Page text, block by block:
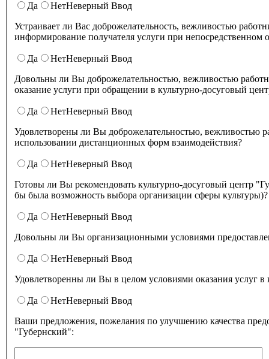
Да НетНеверный Ввод
Устраивает ли Вас доброжелательность, вежливостью работников организации культуры, обеспечивающих первичный контакт и
информирование получателя услуги при
Да НетНеверный Ввод
Довольны ли Вы доброжелательностью, вежливостью
оказание услуги при обращении в культурно-досуговый
Да НетНеверный Ввод
Удовлетворены ли Вы доброжелательностью, вежливостью работников культурно-досугового центра "Губернский" при
использовании дистанционных форм взаимодействия?
Да НетНеверный Ввод
Готовы ли Вы рекомендовать культурно-досуговый центр "Губернский" родственникам и знакомым (могли бы
бы была возможность выбора организации сферы культуры)?
Да НетНеверный Ввод
Довольны ли Вы организационными условиями
Да НетНеверный Ввод
Удовлетворенны ли Вы в целом условиями
Да НетНеверный Ввод
Ваши предложения, пожелания по улучшению качества
"Губернский":